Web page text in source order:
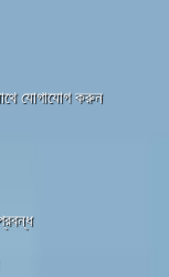
যোগাযোগ করুন